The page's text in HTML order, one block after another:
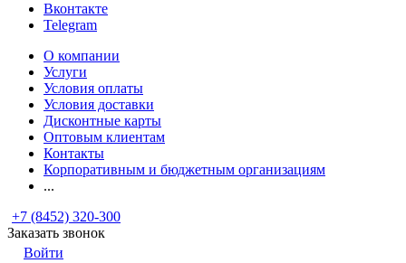
Вконтакте
Telegram
О компании
Услуги
Условия оплаты
Условия доставки
Дисконтные карты
Оптовым клиентам
Контакты
Корпоративным и бюджетным организациям
...
+7 (8452) 320-300
Заказать звонок
Войти